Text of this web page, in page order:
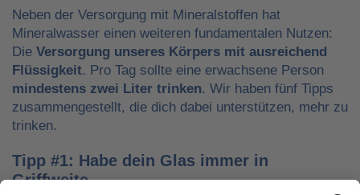
Neben der Versorgung mit Mineralstoffen hat
Mineralwasser einen weiteren fundamentalen Nutzen:
Die Versorgung unseres Körpers mit ausreichend
Flüssigkeit. Pro Tag sollte eine erwachsene Person
mindestens zwei Liter trinken. Wir haben fünf Tipps
zusammengestellt, die dich dabei unterstützen, mehr zu
trinken.
Tipp #1: Habe dein Glas immer in
Griffweite